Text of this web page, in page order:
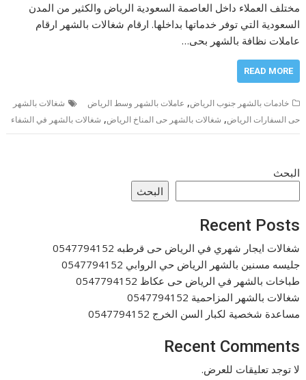
مختلف العملاء داخل العاصمة السعودية الرياض والكثير من المدن
السعودية التي توفر خدماتها بداخلها. ارقام شغالات بالشهر ارقام
عاملات نظافة بالشهر بحى…
READ MORE
خادمات بالشهر جنوب الرياض, عاملات بالشهر وسط الرياض
شغالات بالشهر
حى السفارات الرياض, شغالات بالشهر حى المناخ الرياض, شغالات بالشهر في الشفاء
البحث
البحث
Recent Posts
شغالات ايجار شهري في الرياض حى قرطبه 0547794152
جليسه مسنين بالشهر الرياض حي الروابي 0547794152
طباخات بالشهر في الرياض حى عكاظ 0547794152
شغالات بالشهر المزاحمية 0547794152
مساعدة شخصية لكبار السن الخرج 0547794152
Recent Comments
لا توجد تعليقات للعرض.